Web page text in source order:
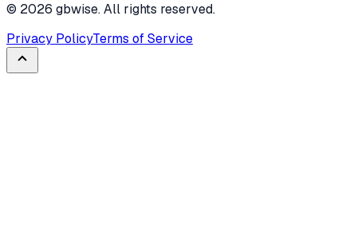
© 2026 gbwise. All rights reserved.
Privacy PolicyTerms of Service